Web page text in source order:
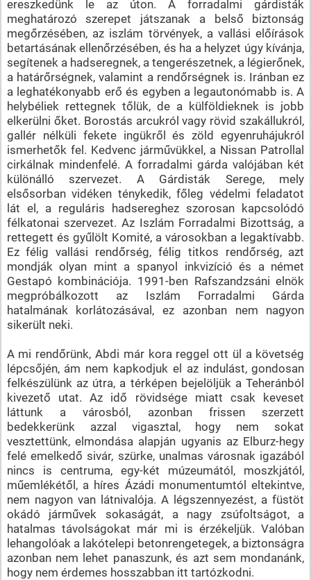
ereszkedünk le az úton. A forradalmi gárdisták
meghatározó szerepet játszanak a belső biztonság
megőrzésében, az iszlám törvények, a vallási előírások
betartásának ellenőrzésében, és ha a helyzet úgy kívánja,
segítenek a hadseregnek, a tengerészetnek, a légierőnek,
a határőrségnek, valamint a rendőrségnek is. Iránban ez
a leghatékonyabb erő és egyben a legautonómabb is. A
helybéliek rettegnek tőlük, de a külföldieknek is jobb
elkerülni őket. Borostás arcukról vagy rövid szakállukról,
gallér nélküli fekete ingükről és zöld egyenruhájukról
ismerhetők fel. Kedvenc járművükkel, a Nissan Patrollal
cirkálnak mindenfelé. A forradalmi gárda valójában két
különálló szervezet. A Gárdisták Serege, mely
elsősorban vidéken ténykedik, főleg védelmi feladatot
lát el, a reguláris hadsereghez szorosan kapcsolódó
félkatonai szervezet. Az Iszlám Forradalmi Bizottság, a
rettegett és gyűlölt Komité, a városokban a legaktívabb.
Ez félig vallási rendőrség, félig titkos rendőrség, azt
mondják olyan mint a spanyol inkvizíció és a német
Gestapó kombinációja. 1991-ben Rafszandzsáni elnök
megpróbálkozott az Iszlám Forradalmi Gárda
hatalmának korlátozásával, ez azonban nem nagyon
sikerült neki.
A mi rendőrünk, Abdi már kora reggel ott ül a követség
lépcsőjén, ám nem kapkodjuk el az indulást, gondosan
felkészülünk az útra, a térképen bejelöljük a Teheránból
kivezető utat. Az idő rövidsége miatt csak keveset
láttunk a városból, azonban frissen szerzett
bedekkerünk azzal vigasztal, hogy nem sokat
vesztettünk, elmondása alapján ugyanis az Elburz-hegy
felé emelkedő sivár, szürke, unalmas városnak igazából
nincs is centruma, egy-két múzeumától, moszkjától,
műemlékétől, a híres Ázádi monumentumtól eltekintve,
nem nagyon van látnivalója. A légszennyezést, a füstöt
okádó járművek sokaságát, a nagy zsúfoltságot, a
hatalmas távolságokat már mi is érzékeljük. Valóban
lehangolóak a lakótelepi betonrengetegek, a biztonságra
azonban nem lehet panaszunk, és azt sem mondanánk,
hogy nem érdemes hosszabban itt tartózkodni.